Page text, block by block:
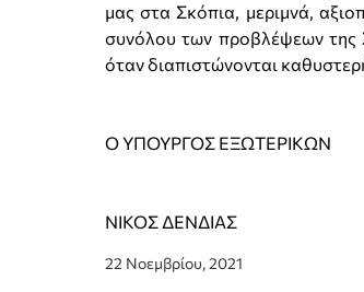
μας στα Σκόπια, μεριμνά,
συνόλου των προβλέψεων της
όταν διαπιστώνονται
Ο ΥΠΟΥΡΓΟΣ ΕΞΩΤΕΡΙΚΩΝ
ΝΙΚΟΣ ΔΕΝΔΙΑΣ
22 Νοεμβρίου, 2021